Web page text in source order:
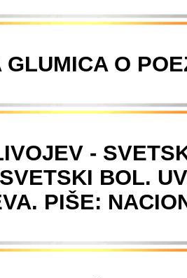
GLUMICA O
-
BOL.
PIŠE: